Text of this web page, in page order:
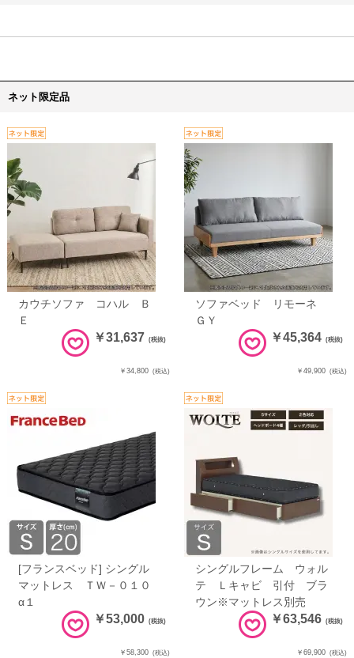
ネット限定品
カウチソファ コハル Ｂ
Ｅ
￥31,637 (税抜)
￥34,800 (税込)
ソファベッド リモーネ
ＧＹ
￥45,364 (税抜)
￥49,900 (税込)
[フランスベッド] シングル
マットレス ＴＷ－０１０
α１
￥53,000 (税抜)
￥58,300 (税込)
シングルフレーム ウォル
テ Ｌキャビ 引付 ブラ
ウン※マットレス別売
￥63,546 (税抜)
￥69,900 (税込)